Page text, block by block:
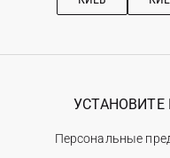
УСТАНОВИТЕ
Персональные